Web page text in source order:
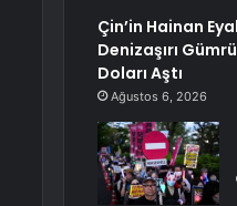
Çin’in Hainan
Denizaşırı
Doları Aştı
Ağustos 6, 2026